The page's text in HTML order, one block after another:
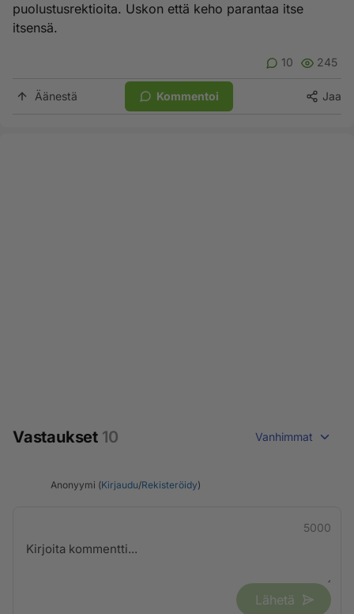
puolustusrektioita. Uskon että keho parantaa itse
itsensä.
10 245
Äänestä Kommentoi Jaa
Vastaukset 10 Vanhimmat
Anonyymi (Kirjaudu/Rekisteröidy)
5000
Lähetä